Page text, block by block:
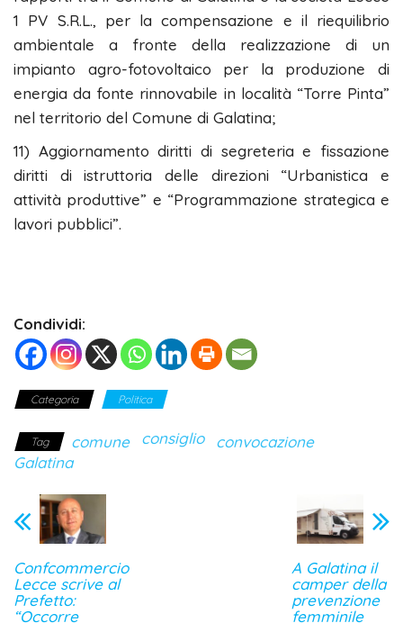
1 PV S.R.L., per la compensazione e il riequilibrio
ambientale a fronte della realizzazione di un
impianto agro-fotovoltaico per la produzione di
energia da fonte rinnovabile in località “Torre Pinta”
nel territorio del Comune di Galatina;
11) Aggiornamento diritti di segreteria e fissazione
diritti di istruttoria delle direzioni “Urbanistica e
attività produttive” e “Programmazione strategica e
lavori pubblici”.
Condividi:
Categoria Politica
Tag comune consiglio
convocazione
Galatina
Confcommercio
Lecce scrive al
Prefetto:
“Occorre
A Galatina il
camper della
prevenzione
femminile